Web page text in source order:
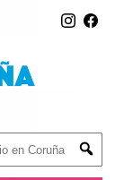
Submit